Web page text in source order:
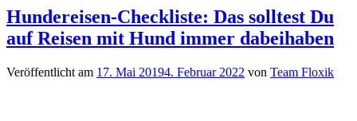
Hundereisen-Checkliste: Das solltest Du
auf Reisen mit Hund immer dabeihaben
Veröffentlicht am 17. Mai 20194. Februar 2022 von Team Floxik